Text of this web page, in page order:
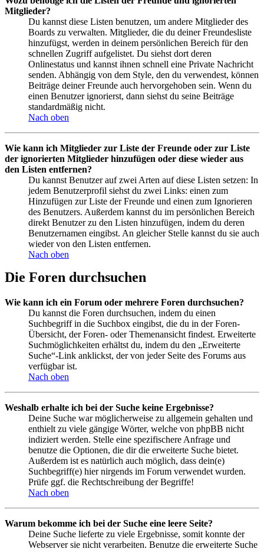
Mitglieder?
Du kannst diese Listen benutzen, um andere Mitglieder des
Boards zu verwalten. Mitglieder, die du deiner Freundesliste
hinzufügst, werden in deinem persönlichen Bereich für den
schnellen Zugriff aufgelistet. Du siehst dort deren
Onlinestatus und kannst ihnen schnell eine Private Nachricht
senden. Abhängig von dem Style, den du verwendest, können
Beiträge deiner Freunde auch hervorgehoben sein. Wenn du
einen Benutzer ignorierst, dann siehst du seine Beiträge
standardmäßig nicht.
Nach oben
Wie kann ich Mitglieder zur Liste der Freunde oder zur Liste
der ignorierten Mitglieder hinzufügen oder diese wieder aus
den Listen entfernen?
Du kannst Benutzer auf zwei Arten auf diese Listen setzen: In
jedem Benutzerprofil siehst du zwei Links: einen zum
Hinzufügen zur Liste der Freunde und einen zum Ignorieren
des Benutzers. Außerdem kannst du im persönlichen Bereich
direkt Benutzer zu den Listen hinzufügen, indem du deren
Benutzernamen eingibst. An gleicher Stelle kannst du sie auch
wieder von den Listen entfernen.
Nach oben
Die Foren durchsuchen
Wie kann ich ein Forum oder mehrere Foren durchsuchen?
Du kannst die Foren durchsuchen, indem du einen
Suchbegriff in die Suchbox eingibst, die du in der Foren-
Übersicht, der Foren- oder Themenansicht findest. Erweiterte
Suchmöglichkeiten erhältst du, indem du den „Erweiterte
Suche“-Link anklickst, der von jeder Seite des Forums aus
verfügbar ist.
Nach oben
Weshalb erhalte ich bei der Suche keine Ergebnisse?
Deine Suche war möglicherweise zu allgemein gehalten und
enthielt zu viele gängige Wörter, welche von phpBB nicht
indiziert werden. Stelle eine spezifischere Anfrage und
benutze die Optionen, die dir die erweiterte Suche bietet.
Außerdem ist es natürlich auch möglich, dass dein(e)
Suchbegriff(e) hier nirgends im Forum verwendet wurden.
Prüfe ggf. die Rechtschreibung der Begriffe!
Nach oben
Warum bekomme ich bei der Suche eine leere Seite?
Deine Suche lieferte zu viele Ergebnisse, somit konnte der
Webserver sie nicht verarbeiten. Benutze die erweiterte Suche